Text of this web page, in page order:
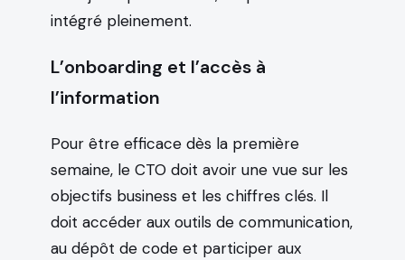
intégré pleinement.
L’onboarding et l’accès à
l’information
Pour être efficace dès la première
semaine, le CTO doit avoir une vue sur les
objectifs business et les chiffres clés. Il
doit accéder aux outils de communication,
au dépôt de code et participer aux